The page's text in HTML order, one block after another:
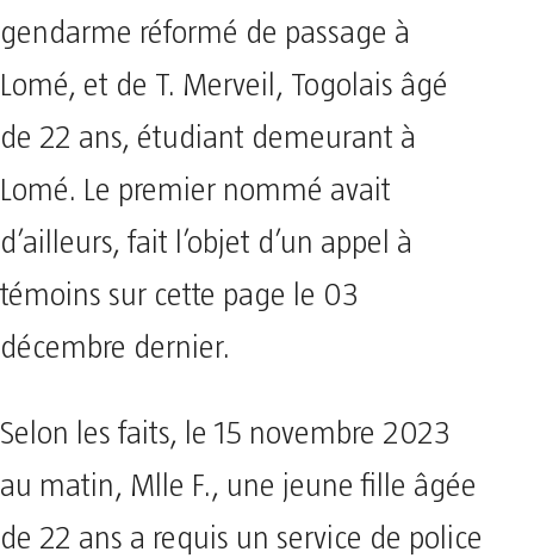
gendarme réformé de passage à
Lomé, et de T. Merveil, Togolais âgé
de 22 ans, étudiant demeurant à
Lomé. Le premier nommé avait
d’ailleurs, fait l’objet d’un appel à
témoins sur cette page le 03
décembre dernier.
Selon les faits, le 15 novembre 2023
au matin, Mlle F., une jeune fille âgée
de 22 ans a requis un service de police